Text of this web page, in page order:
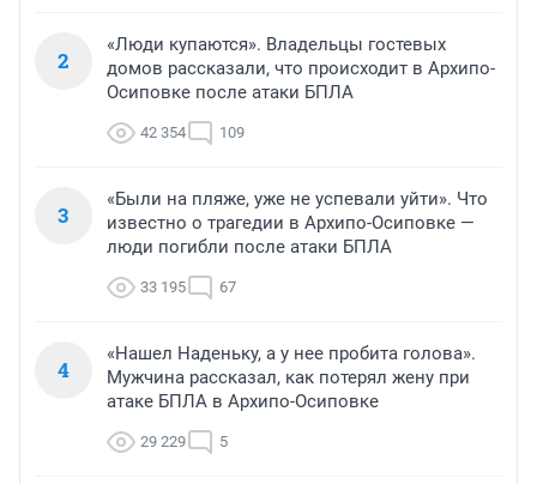
2
«Люди купаются». Владельцы гостевых
домов рассказали, что происходит в Архипо-
Осиповке после атаки БПЛА
42 354 109
3
«Были на пляже, уже не успевали уйти». Что
известно о трагедии в Архипо-Осиповке —
люди погибли после атаки БПЛА
33 195 67
4
«Нашел Наденьку, а у нее пробита голова».
Мужчина рассказал, как потерял жену при
атаке БПЛА в Архипо-Осиповке
29 229 5